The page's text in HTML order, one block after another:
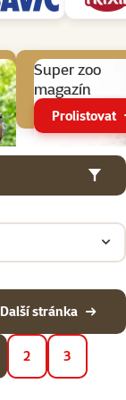
Super zoo
magazín
Prolistovat
6
2 3
Další stránka